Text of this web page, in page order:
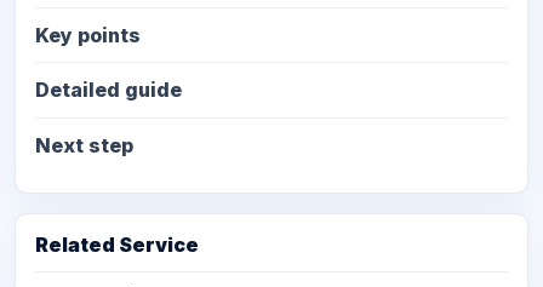
Key points
Detailed guide
Next step
Related Service